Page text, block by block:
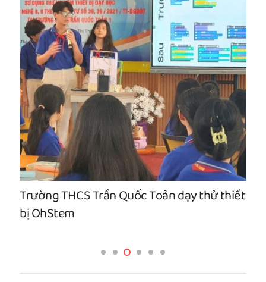
Trường THCS Trần Quốc Toản dạy thử thiết
bị OhStem